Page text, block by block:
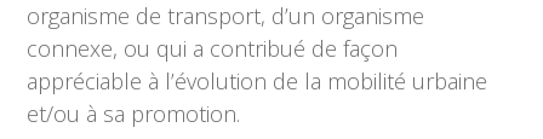
organisme de transport, d’un organisme
connexe, ou qui a contribué de façon
appréciable à l’évolution de la mobilité urbaine
et/ou à sa promotion.